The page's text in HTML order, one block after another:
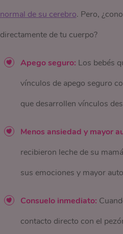
normal de su cerebro. Pero,
directamente de tu cuerpo?
Apego seguro: Los bebés
vínculos de apego seguro
que desarrollen vínculos
Menos ansiedad y mayor
recibieron leche de su
sus emociones y mayor
Consuelo inmediato:
contacto directo con el